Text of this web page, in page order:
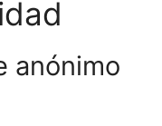
anónimo